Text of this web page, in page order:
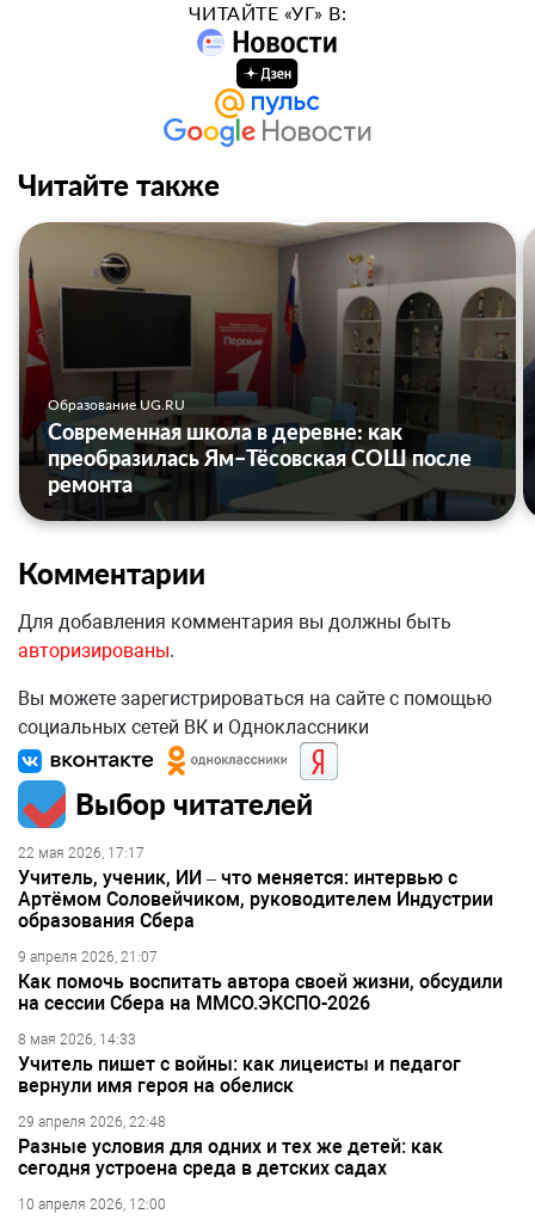
ЧИТАЙТЕ «УГ» В:
Читайте также
Образование UG.RU
Современная школа в деревне: как
преобразилась Ям–Тёсовская СОШ после
ремонта
Комментарии
Для добавления комментария вы должны быть
авторизированы.
Вы можете зарегистрироваться на сайте с помощью
социальных сетей ВК и Одноклассники
Выбор читателей
22 мая 2026, 17:17
Учитель, ученик, ИИ – что меняется: интервью с
Артёмом Соловейчиком, руководителем Индустрии
образования Сбера
9 апреля 2026, 21:07
Как помочь воспитать автора своей жизни, обсудили
на сессии Сбера на ММСО.ЭКСПО-2026
8 мая 2026, 14:33
Учитель пишет с войны: как лицеисты и педагог
вернули имя героя на обелиск
29 апреля 2026, 22:48
Разные условия для одних и тех же детей: как
сегодня устроена среда в детских садах
10 апреля 2026, 12:00